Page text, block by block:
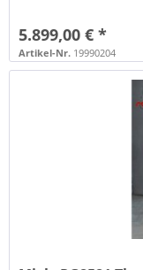
5.899,00 € *
Artikel-Nr. 19990204